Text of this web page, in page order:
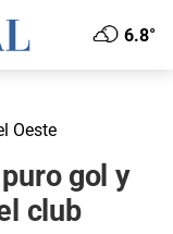
6.8°
Oeste
gol y
club